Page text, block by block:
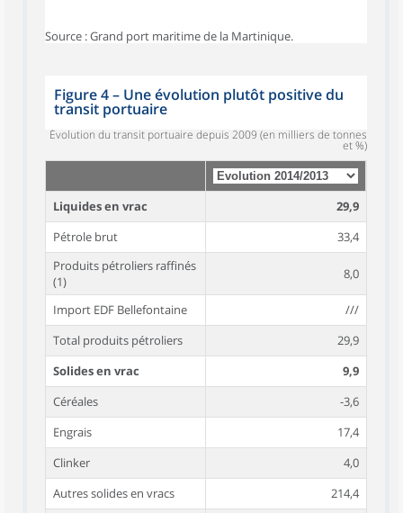
Source : Grand port maritime de la Martinique.
Figure 4– Une évolution plutôt positive du
transit portuaire
Évolution du transit portuaire depuis 2009 (en milliers de tonnes
et %)
Liquides en vrac
29,9
Pétrole brut
33,4
Produits pétroliers raffinés
(1)
8,0
Import EDF Bellefontaine
///
Total produits pétroliers
29,9
Solides en vrac
9,9
Céréales
-3,6
Engrais
17,4
Clinker
4,0
Autres solides en vracs
214,4